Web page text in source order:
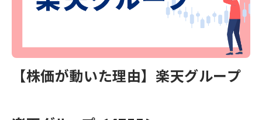
【株価が動いた理由】楽天グループ